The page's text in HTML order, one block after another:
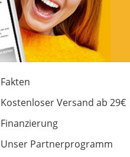
Fakten
Kostenloser Versand ab 29€
Finanzierung
Unser Partnerprogramm